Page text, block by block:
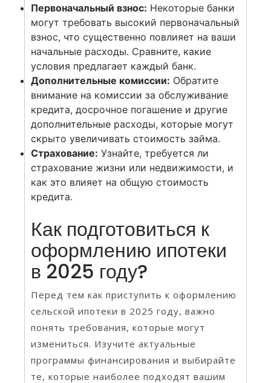
Первоначальный взнос: Некоторые банки
могут требовать высокий первоначальный
взнос, что существенно повлияет на ваши
начальные расходы. Сравните, какие
условия предлагает каждый банк.
Дополнительные комиссии: Обратите
внимание на комиссии за обслуживание
кредита, досрочное погашение и другие
дополнительные расходы, которые могут
скрыто увеличивать стоимость займа.
Страхование: Узнайте, требуется ли
страхование жизни или недвижимости, и
как это влияет на общую стоимость
кредита.
Как подготовиться к
оформлению ипотеки
в 2025 году?
Перед тем как приступить к оформлению
сельской ипотеки в 2025 году, важно
понять требования, которые могут
измениться. Изучите актуальные
программы финансирования и выбирайте
те, которые наиболее подходят вашим